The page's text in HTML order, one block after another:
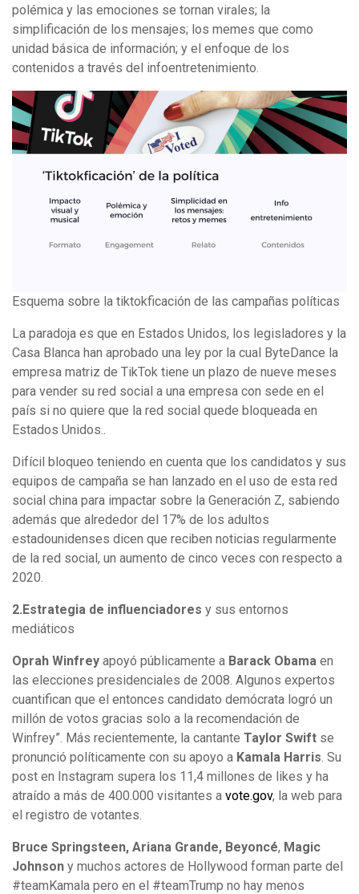
polémica y las emociones se tornan virales; la
simplificación de los mensajes; los memes que como
unidad básica de información; y el enfoque de los
contenidos a través del infoentretenimiento.
Esquema sobre la tiktokficación de las campañas políticas
La paradoja es que en Estados Unidos, los legisladores y la
Casa Blanca han aprobado una ley por la cual ByteDance la
empresa matriz de TikTok tiene un plazo de nueve meses
para vender su red social a una empresa con sede en el
país si no quiere que la red social quede bloqueada en
Estados Unidos..
Difícil bloqueo teniendo en cuenta que los candidatos y sus
equipos de campaña se han lanzado en el uso de esta red
social china para impactar sobre la Generación Z, sabiendo
además que alrededor del 17% de los adultos
estadounidenses dicen que reciben noticias regularmente
de la red social, un aumento de cinco veces con respecto a
2020.
2.Estrategia de influenciadores y sus entornos
mediáticos
Oprah Winfrey apoyó públicamente a Barack Obama en
las elecciones presidenciales de 2008. Algunos expertos
cuantifican que el entonces candidato demócrata logró un
millón de votos gracias solo a la recomendación de
Winfrey”. Más recientemente, la cantante Taylor Swift se
pronunció políticamente con su apoyo a Kamala Harris . Su
post en Instagram supera los 11,4 millones de likes y ha
atraído a más de 400.000 visitantes a vote.gov, la web para
el registro de votantes.
Bruce Springsteen, Ariana Grande, Beyoncé, Magic
Johnson y muchos actores de Hollywood forman parte del
#teamKamala pero en el #teamTrump no hay menos